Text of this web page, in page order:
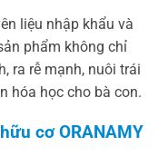
liệu nhập khẩu và
phẩm không chỉ
ra rễ mạnh, nuôi trái
hóa học cho bà con.
cơ ORANAMY